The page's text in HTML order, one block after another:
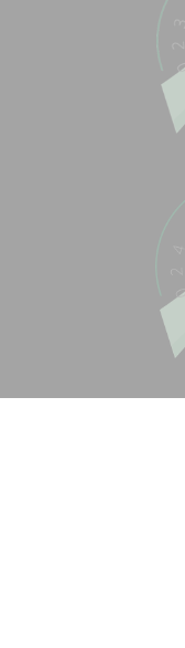
Hej!
Stil mig
Hvad koster